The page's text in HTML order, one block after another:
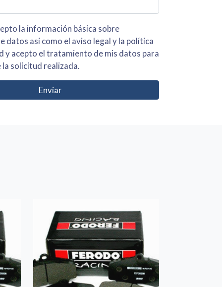
sobre
legal y la política
solicitud realizada.
Enviar